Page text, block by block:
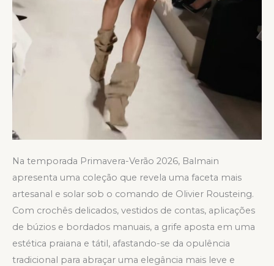
Na temporada Primavera-Verão 2026, Balmain
apresenta uma coleção que revela uma faceta mais
artesanal e solar sob o comando de Olivier Rousteing.
Com crochês delicados, vestidos de contas, aplicações
de búzios e bordados manuais, a grife aposta em uma
estética praiana e tátil, afastando-se da opulência
tradicional para abraçar uma elegância mais leve e